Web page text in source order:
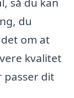
du
om at
kvalitet
passer dit